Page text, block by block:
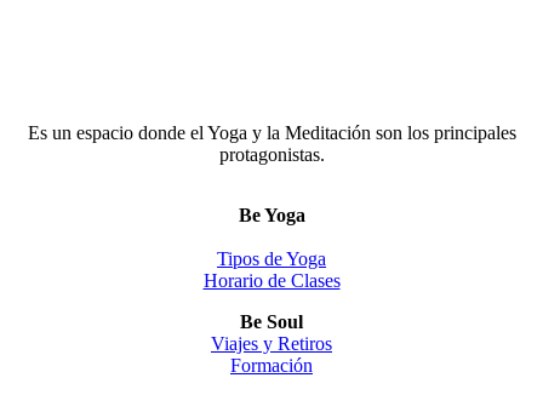
Es un espacio donde el Yoga y la Meditación son los principales
protagonistas.
Be Yoga
Tipos de Yoga
Horario de Clases
Be Soul
Viajes y Retiros
Formación